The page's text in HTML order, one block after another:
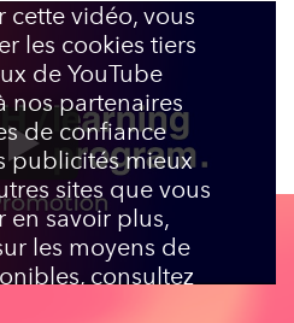
cette vidéo, vous
les cookies tiers
de YouTube
nos partenaires
de confiance
publicités mieux
sites que vous
en savoir plus,
les moyens de
consultez